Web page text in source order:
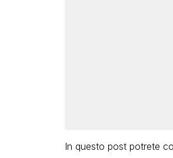
In questo post potrete